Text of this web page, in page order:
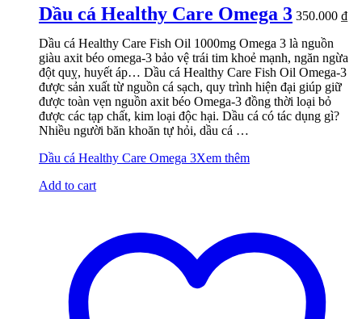
Dầu cá Healthy Care Omega 3 350.000 ₫
Dầu cá Healthy Care Fish Oil 1000mg Omega 3 là nguồn
giàu axit béo omega-3 bảo vệ trái tim khoẻ mạnh, ngăn ngừa
đột quỵ, huyết áp… Dầu cá Healthy Care Fish Oil Omega-3
được sản xuất từ nguồn cá sạch, quy trình hiện đại giúp giữ
được toàn vẹn nguồn axit béo Omega-3 đồng thời loại bỏ
được các tạp chất, kim loại độc hại. Dầu cá có tác dụng gì?
Nhiều người băn khoăn tự hỏi, dầu cá …
Dầu cá Healthy Care Omega 3Xem thêm
Add to cart